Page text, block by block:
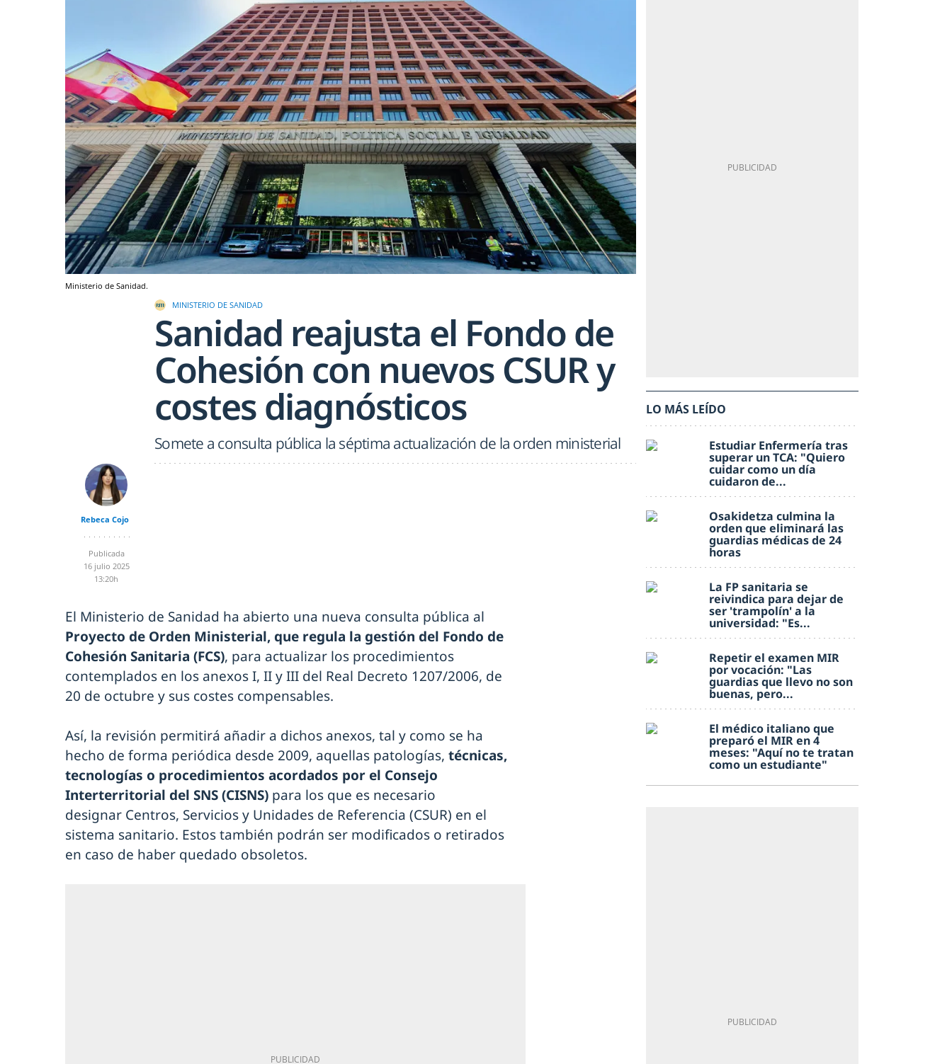
Ministerio de Sanidad.
MINISTERIO DE SANIDAD
Sanidad reajusta el Fondo de
Cohesión con nuevos CSUR y
costes diagnósticos
Somete a consulta pública la séptima actualización de la orden ministerial
Rebeca Cojo
Publicada
16 julio 2025
13:20h
El Ministerio de Sanidad ha abierto una nueva consulta pública al
Proyecto de Orden Ministerial, que regula la gestión del Fondo de
Cohesión Sanitaria (FCS), para actualizar los procedimientos
contemplados en los anexos I, II y III del Real Decreto 1207/2006, de
20 de octubre y sus costes compensables.
Así, la revisión permitirá añadir a dichos anexos, tal y como se ha
hecho de forma periódica desde 2009, aquellas patologías, técnicas,
tecnologías o procedimientos acordados por el Consejo
Interterritorial del SNS (CISNS) para los que es necesario
designar Centros, Servicios y Unidades de Referencia (CSUR) en el
sistema sanitario. Estos también podrán ser modificados o retirados
en caso de haber quedado obsoletos.
LO MÁS LEÍDO
Estudiar Enfermería tras
superar un TCA: "Quiero
cuidar como un día
cuidaron de...
Osakidetza culmina la
orden que eliminará las
guardias médicas de 24
horas
La FP sanitaria se
reivindica para dejar de
ser 'trampolín' a la
universidad: "Es...
Repetir el examen MIR
por vocación: "Las
guardias que llevo no son
buenas, pero...
El médico italiano que
preparó el MIR en 4
meses: "Aquí no te tratan
como un estudiante"